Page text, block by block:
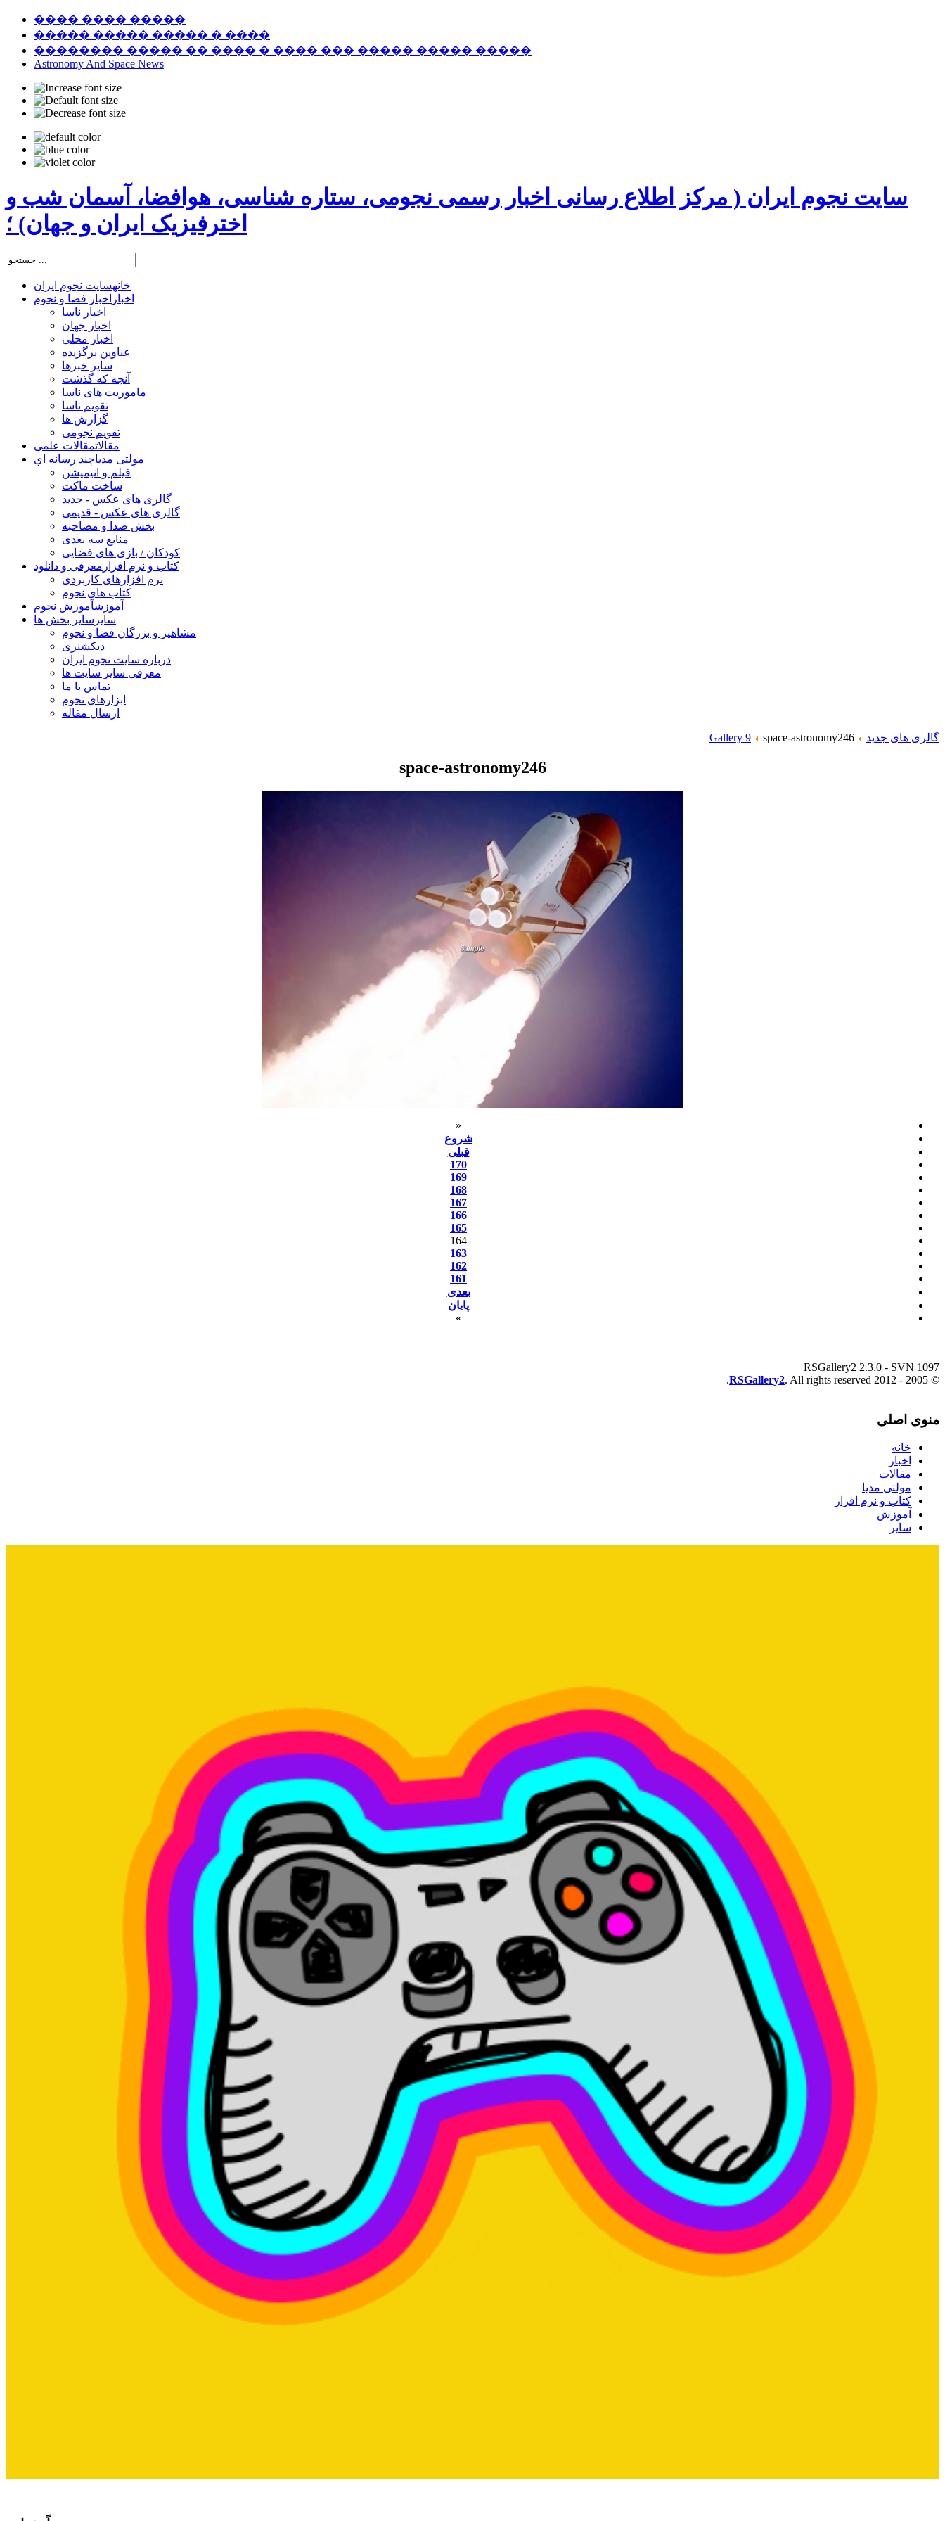
���� ���� �����
����� ����� ����� � ����
�������� ����� �� ���� � ���� ��� ����� ����� �����
Astronomy And Space News
سایت نجوم ایران ( مرکز اطلاع رسانی اخبار رسمی نجومی، ستاره شناسی، هوافضا، آسمان شب و
اخترفیزیک ایران و جهان) ؛
خانهسایت نجوم ایران
اخبار اخبار فضا و نجوم
اخبار ناسا
اخبار جهان
اخبار محلی
عناوین برگزیده
سایر خبرها
آنچه که گذشت
ماموریت های ناسا
تقویم ناسا
گزارش ها
تقویم نجومی
مقالاتمقالات علمی
مولتی مدیاچند رسانه اي
فیلم و انیمیشن
ساخت ماکت
گالری های عکس - جدید
گالری های عکس - قدیمی
بخش صدا و مصاحبه
منابع سه بعدی
کودکان / بازی های فضایی
کتاب و نرم افزار معرفی و دانلود
نرم افزارهای کاربردی
کتاب های نجوم
آموزشآموزش نجوم
سایر سایر بخش ها
مشاهیر و بزرگان فضا و نجوم
دیکشنری
درباره سایت نجوم ایران
معرفی سایر سایت ها
تماس با ما
ابزارهای نجوم
ارسال مقاله
گالری های جدید Gallery 9 space-astronomy246
space-astronomy246
«
شروع
قبلی
170
169
168
167
166
165
164
163
162
161
بعدی
پایان
»
RSGallery2 2.3.0 - SVN 1097
© 2005 - 2012
RSGallery2. All rights reserved.
منوی اصلی
خانه
اخبار
مقالات
مولتی مدیا
کتاب و نرم افزار
آموزش
سایر